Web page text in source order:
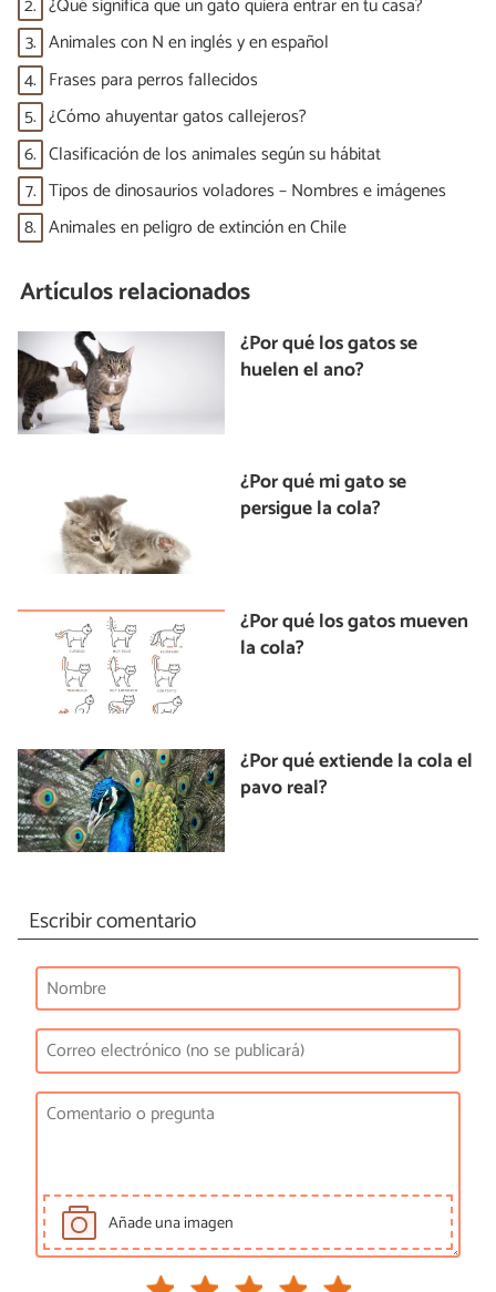
2. ¿Qué significa que un gato quiera entrar en tu casa?
3. Animales con N en inglés y en español
4. Frases para perros fallecidos
5. ¿Cómo ahuyentar gatos callejeros?
6. Clasificación de los animales según su hábitat
7. Tipos de dinosaurios voladores – Nombres e imágenes
8. Animales en peligro de extinción en Chile
Artículos relacionados
¿Por qué los gatos se
huelen el ano?
¿Por qué mi gato se
persigue la cola?
¿Por qué los gatos mueven
la cola?
¿Por qué extiende la cola el
pavo real?
Escribir comentario
Añade una imagen